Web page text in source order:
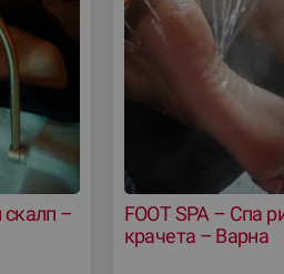
скалп –
FOOT SPA – Спа
крачета – Варна